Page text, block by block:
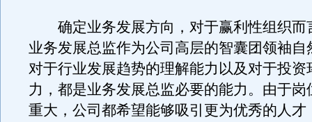
确定业务发展方向，对于赢利性组织而
业务发展总监作为公司高层的智囊团领袖自
对于行业发展趋势的理解能力以及对于投资
力，都是业务发展总监必要的能力。由于岗
重大，公司都希望能够吸引更为优秀的人才